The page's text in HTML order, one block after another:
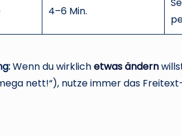
4–6 Min.
Wenn du wirklichetwas ändern
nett!“), nutze immer das